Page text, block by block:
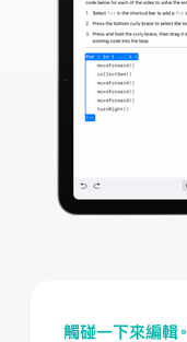
觸碰一下來編輯。